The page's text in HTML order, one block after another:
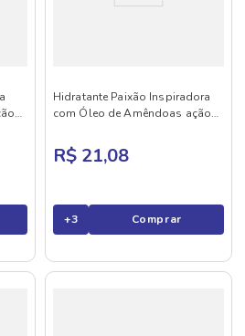
Hidratante Paixão Inspiradora
com Óleo de Amêndoas ação
R$ 21,08
+3 Comprar